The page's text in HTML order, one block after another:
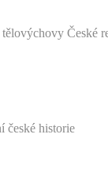
České
české historie